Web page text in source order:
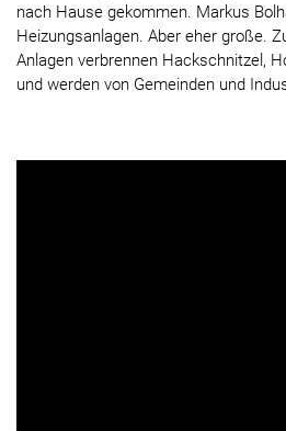
nach Hause gekommen. Markus
Heizungsanlagen. Aber eher große.
Anlagen verbrennen Hackschnitzel,
und werden von Gemeinden und